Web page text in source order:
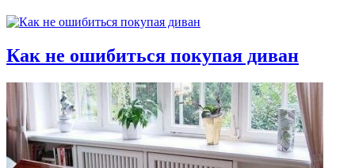
Как не ошибиться покупая диван